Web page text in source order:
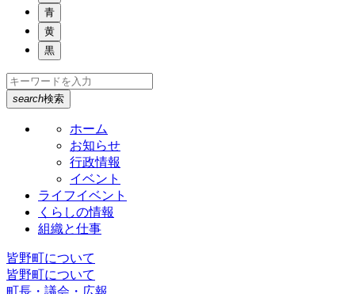
青
黄
黒
search検索
ホーム
お知らせ
行政情報
イベント
ライフイベント
くらしの情報
組織と仕事
皆野町について
皆野町について
町長・議会・広報